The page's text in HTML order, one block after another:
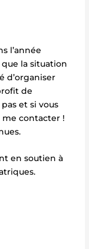
l’année
la situation
d’organiser
de
et si vous
me contacter !
en soutien à